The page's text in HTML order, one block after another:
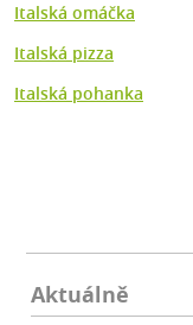
Italská omáčka
Italská pizza
Italská pohanka
Aktuálně